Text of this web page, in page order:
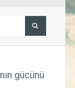
gücünü